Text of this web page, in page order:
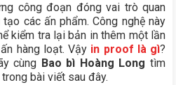
công đoạn đóng vai trò quan
các ấn phẩm. Công nghệ này
kiểm tra lại bản in thêm một lần
hàng loạt. Vậy in proof là gì?
cùng Bao bì Hoàng Long tìm
bài viết sau đây.